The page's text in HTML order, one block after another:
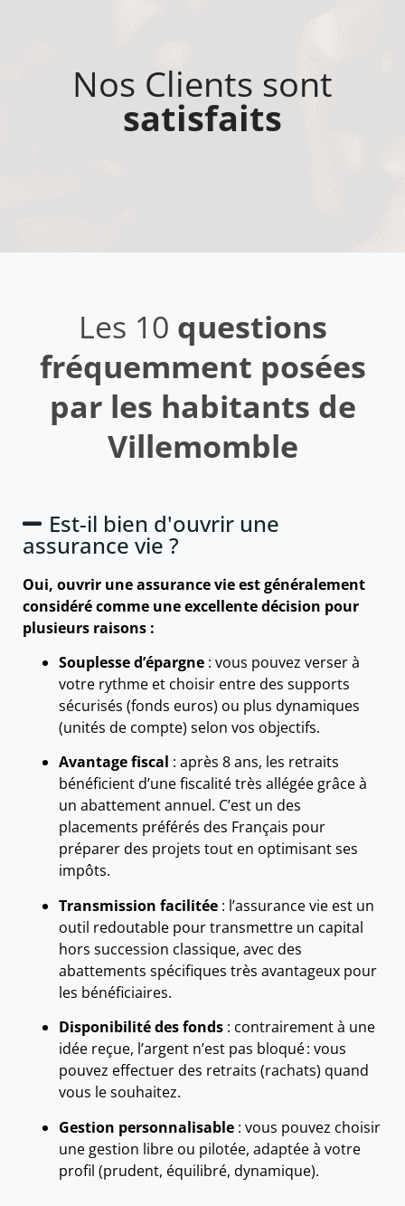
Nos Clients sont
satisfaits
Les 10 questions
fréquemment posées
par les habitants de
Villemomble
Est-il bien d'ouvrir une
assurance vie ?
Oui, ouvrir une assurance vie est généralement
considéré comme une excellente décision pour
plusieurs raisons :
Souplesse d’épargne : vous pouvez verser à
votre rythme et choisir entre des supports
sécurisés (fonds euros) ou plus dynamiques
(unités de compte) selon vos objectifs.
Avantage fiscal : après 8 ans, les retraits
bénéficient d’une fiscalité très allégée grâce à
un abattement annuel. C’est un des
placements préférés des Français pour
préparer des projets tout en optimisant ses
impôts.
Transmission facilitée : l’assurance vie est un
outil redoutable pour transmettre un capital
hors succession classique, avec des
abattements spécifiques très avantageux pour
les bénéficiaires.
Disponibilité des fonds : contrairement à une
idée reçue, l’argent n’est pas bloqué : vous
pouvez effectuer des retraits (rachats) quand
vous le souhaitez.
Gestion personnalisable : vous pouvez choisir
une gestion libre ou pilotée, adaptée à votre
profil (prudent, équilibré, dynamique).